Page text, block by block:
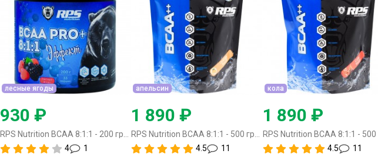
лесные ягоды
930 ₽
RPS Nutrition BCAA 8:1:1 - 200 грамм лесные ягоды
4
1
апельсин
1 890 ₽
RPS Nutrition BCAA 8:1:1 - 500 грамм апельсин
4.5
11
кола
1 890 ₽
4.5
11